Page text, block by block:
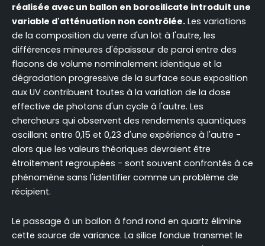
réalisée avec un ballon en borosilicate introduit une
variable d'atténuation non contrôlée. Les variations
de la composition du verre d'un lot à l'autre, les
différences mineures d'épaisseur de paroi entre des
flacons de volume nominalement identique et la
dégradation progressive de la surface sous exposition
aux UV contribuent toutes à la variation de la dose
effective de photons d'un cycle à l'autre. Les
chercheurs qui observent des rendements quantiques
oscillant entre 0,15 et 0,23 d'une expérience à l'autre -
alors que les valeurs théoriques devraient être
étroitement regroupées - sont souvent confrontés à ce
phénomène sans l'identifier comme un problème de
récipient.
Le passage à un ballon à fond rond en quartz élimine
cette source de variance. La silice fondue transmet le